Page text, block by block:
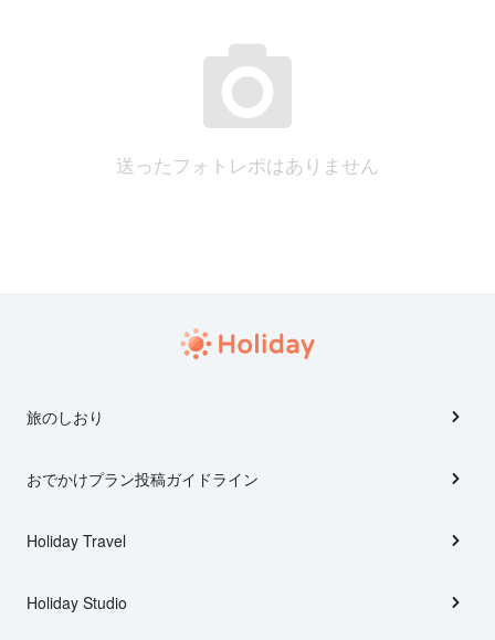
送ったフォトレポはありません
旅のしおり
おでかけプラン投稿ガイドライン
Holiday Travel
Holiday Studio